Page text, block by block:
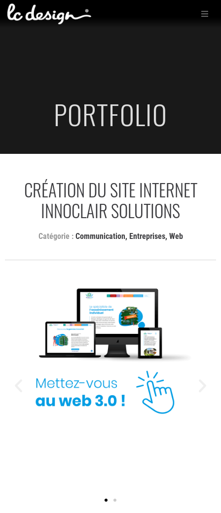
PORTFOLIO
CRÉATION DU SITE INTERNET
INNOCLAIR SOLUTIONS
Communication, Entreprises, Web